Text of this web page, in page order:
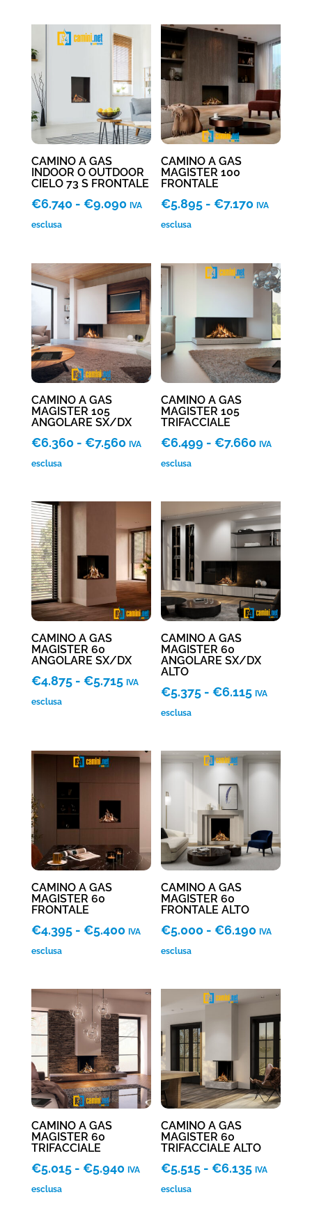
€7.790
a
€10.805
€7.210
a
€9.780
CAMINO A GAS
INDOOR O OUTDOOR
CIELO 73 S FRONTALE
€6.740 - €9.090Fascia
€6.740
a
€9.090
IVA
esclusa
CAMINO A GAS
MAGISTER 100
FRONTALE
€5.895 - €7.170Fascia
€5.895
€7.170
IVA
esclusa
CAMINO A GAS
MAGISTER 105
ANGOLARE SX/DX
€6.360 - €7.560Fascia
€6.360
a
€7.560
IVA
esclusa
CAMINO A GAS
MAGISTER 105
TRIFACCIALE
€6.499 - €7.660Fascia
€6.499
a
€7.660
IVA
esclusa
CAMINO A GAS
MAGISTER 60
ANGOLARE SX/DX
€4.875 - €5.715Fascia
prezzo:
€4.875
IVA
esclusa
CAMINO A GAS
MAGISTER 60
ANGOLARE SX/DX
ALTO
€5.375 - €6.115Fascia
€5.375
IVA
esclusa
CAMINO A GAS
MAGISTER 60
FRONTALE
€4.395 - €5.400Fascia
€4.395
a
€5.400
IVA
esclusa
CAMINO A GAS
MAGISTER 60
FRONTALE ALTO
€5.000 - €6.190Fascia
€5.000
a
€6.190
IVA
esclusa
CAMINO A GAS
MAGISTER 60
TRIFACCIALE
€5.015 - €5.940Fascia
IVA
esclusa
CAMINO A GAS
MAGISTER 60
TRIFACCIALE ALTO
€5.515 - €6.135Fascia
IVA
esclusa